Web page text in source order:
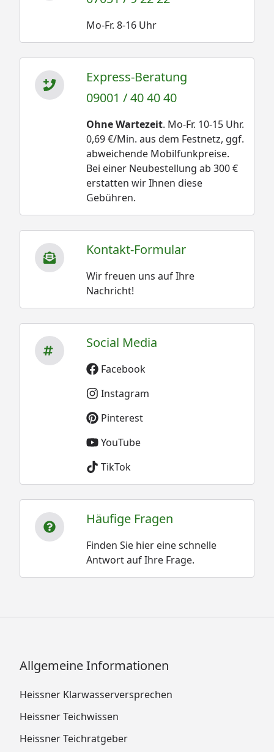
Mo-Fr. 8-16 Uhr
Express-Beratung
09001 / 40 40 40
Ohne Wartezeit. Mo-Fr. 10-15 Uhr.
0,69 €/Min. aus dem Festnetz, ggf.
abweichende Mobilfunkpreise.
Bei einer Neubestellung ab 300 €
erstatten wir Ihnen diese
Gebühren.
Kontakt-Formular
Wir freuen uns auf Ihre
Nachricht!
Social Media
Facebook
Instagram
Pinterest
YouTube
TikTok
Häufige Fragen
Finden Sie hier eine schnelle
Antwort auf Ihre Frage.
Allgemeine Informationen
Heissner Klarwasserversprechen
Heissner Teichwissen
Heissner Teichratgeber